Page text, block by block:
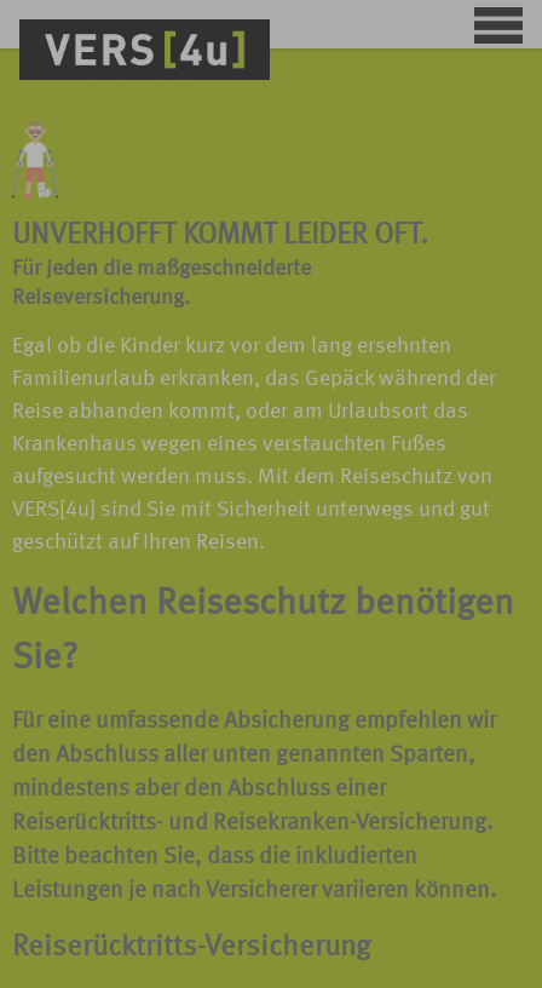
UNVERHOFFT KOMMT LEIDER OFT.
Für jeden die maßgeschneiderte
Reiseversicherung.
Egal ob die Kinder kurz vor dem lang ersehnten
Familienurlaub erkranken, das Gepäck während der
Reise abhanden kommt, oder am Urlaubsort das
Krankenhaus wegen eines verstauchten Fußes
aufgesucht werden muss. Mit dem Reiseschutz von
VERS[4u] sind Sie mit Sicherheit unterwegs und gut
geschützt auf Ihren Reisen.
Welchen Reiseschutz benötigen
Sie?
Für eine umfassende Absicherung empfehlen wir
den Abschluss aller unten genannten Sparten,
mindestens aber den Abschluss einer
Reiserücktritts- und
Reisekranken-Versicherung.
Bitte beachten Sie, dass die inkludierten
Leistungen je nach Versicherer variieren können.
Reiserücktritts-Versicherung